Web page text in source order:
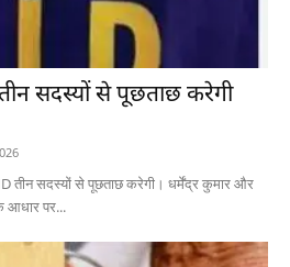
सदस्यों से पूछताछ करेगी
तीन सदस्यों से पूछताछ करेगी। धर्मेंद्र कुमार और
आधार पर...